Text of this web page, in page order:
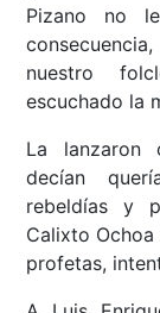
Pizano no
nuestro
escuchado la
La lanzaron
decían
rebeldías y
Calixto
profetas,